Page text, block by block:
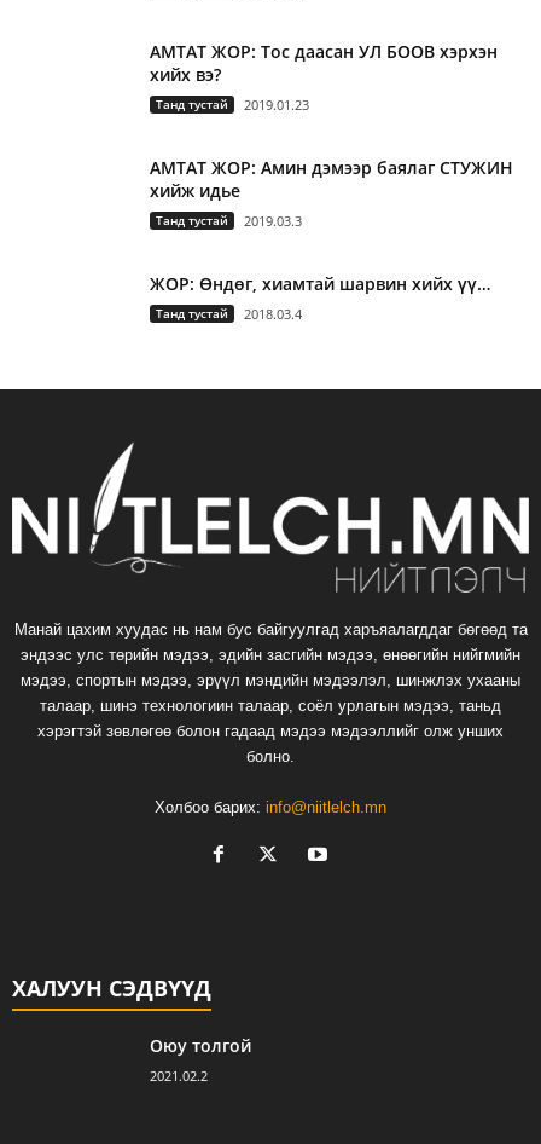
АМТАТ ЖОР: Тос даасан УЛ БООВ хэрхэн
хийх вэ?
Танд тустай 2019.01.23
АМТАТ ЖОР: Амин дэмээр баялаг СТУЖИН
хийж идье
Танд тустай 2019.03.3
ЖОР: Өндөг, хиамтай шарвин хийх үү…
Танд тустай 2018.03.4
Манай цахим хуудас нь нам бус байгуулгад харъяалагддаг бөгөөд та
эндээс улс төрийн мэдээ, эдийн засгийн мэдээ, өнөөгийн нийгмийн
мэдээ, спортын мэдээ, эрүүл мэндийн мэдээлэл, шинжлэх ухааны
талаар, шинэ технологиин талаар, соёл урлагын мэдээ, таньд
хэрэгтэй зөвлөгөө болон гадаад мэдээ мэдээллийг олж унших
болно.
Холбоо барих: info@niitlelch.mn
ХАЛУУН СЭДВҮҮД
Оюу толгой
2021.02.2